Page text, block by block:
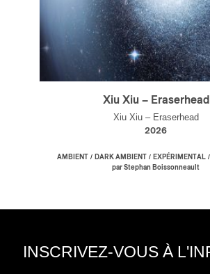
Xiu Xiu – Eraserhead
Xiu Xiu – Eraserhead
2026
AMBIENT / DARK AMBIENT / EXPÉRIMENTAL /
par Stephan Boissonneault
INSCRIVEZ-VOUS À